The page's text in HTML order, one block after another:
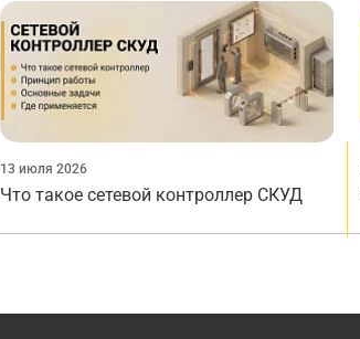
13 июля 2026
Что такое сетевой контроллер СКУД